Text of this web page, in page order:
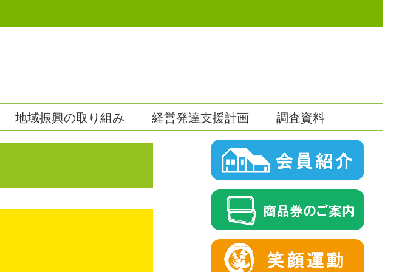
地域振興の取り組み 経営発達支援計画 調査資料